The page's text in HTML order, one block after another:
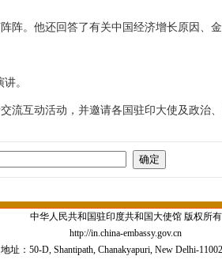
。他还回答了有关中国经济增长原因、
。
互动活动，并邀请各国驻印大使及政治、
中华人民共和国驻印度共和国大使馆 版权所有
http://in.china-embassy.gov.cn
地址：50-D, Shantipath, Chanakyapuri, New Delhi-